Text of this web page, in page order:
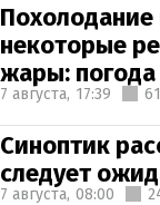
Похолодание
некоторые
жары: погода
7 августа, 17:39
Синоптик
следует
7 августа, 08:00